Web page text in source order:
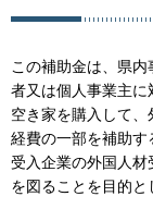
この補助金は、県
者又は個人事業主に
空き家を購入して
経費の一部を補助
受入企業の外国人
を図ることを目的と